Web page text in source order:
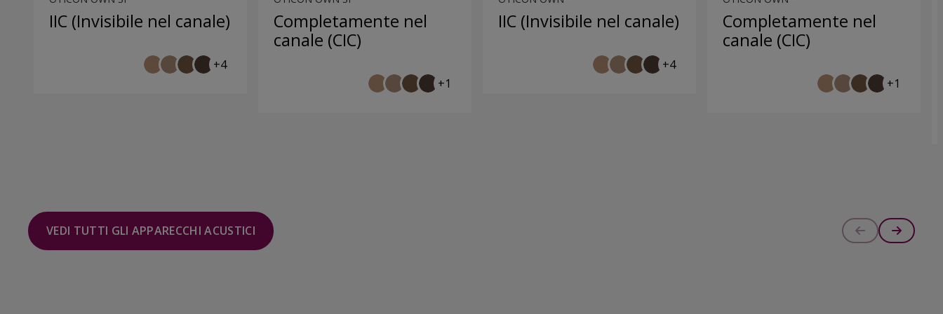
IIC (Invisibile nel canale)
+4
Completamente nel
canale (CIC)
+1
IIC (Invisibile nel canale)
+4
Completamente nel
canale (CIC)
+1
VEDI TUTTI GLI APPARECCHI ACUSTICI